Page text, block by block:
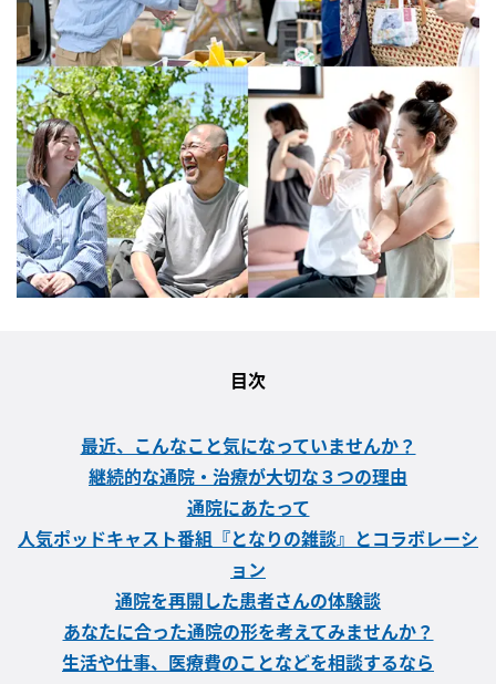
目次
最近、こんなこと気になっていませんか？
継続的な通院・治療が大切な３つの理由
通院にあたって
人気ポッドキャスト番組『となりの雑談』とコラボレーシ
ョン
通院を再開した患者さんの体験談
あなたに合った通院の形を考えてみませんか？
生活や仕事、医療費のことなどを相談するなら